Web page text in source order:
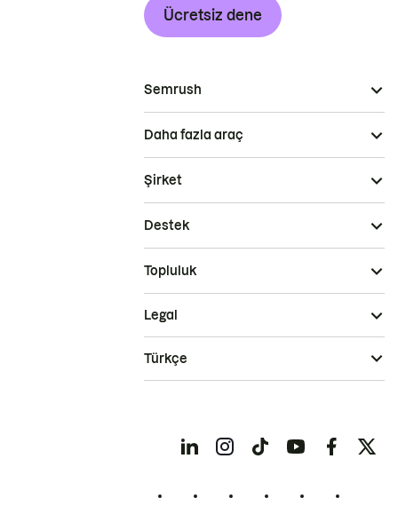
Ücretsiz dene
Semrush
Daha fazla araç
Şirket
Destek
Topluluk
Legal
Türkçe